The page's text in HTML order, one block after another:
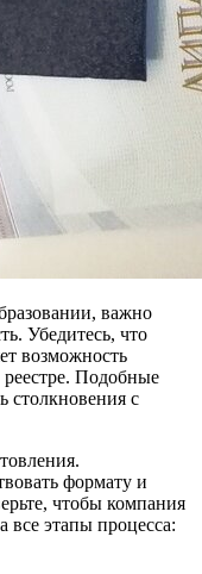
важно
Убедитесь, что
возможность
реестре. Подобные
столкновения с
формату и
чтобы компания
все этапы процесса: